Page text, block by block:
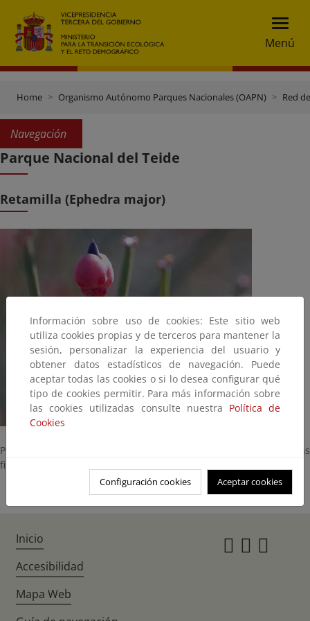
Menú
Home Organismo Autónomo Parques Nacionales (OAPN) Red
Navegación
Parque Nacional del Teide
Retamilla (Ephedra major)
Perteneciente a la familia de las ephedraceae, se encuentra en las
fisuras de las rocas y en las masas de malpaís.
Información sobre uso de cookies: Este sitio web
utiliza cookies propias y de terceros para mantener la
sesión, personalizar la experiencia del usuario y
obtener datos estadísticos de navegación. Puede
aceptar todas las cookies o si lo desea configurar qué
tipo de cookies permitir. Para más información sobre
las cookies utilizadas consulte nuestra Política de
Cookies
Configuración cookies Aceptar cookies
Inicio
Accesibilidad
Mapa Web